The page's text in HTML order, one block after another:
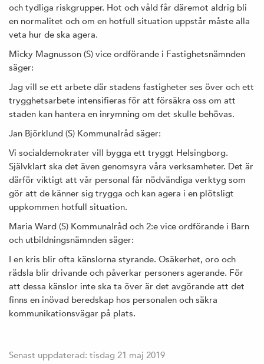
och tydliga riskgrupper. Hot och våld får däremot aldrig bli
en normalitet och om en hotfull situation uppstår måste alla
veta hur de ska agera.
Micky Magnusson (S) vice ordförande i Fastighetsnämnden
säger:
Jag vill se ett arbete där stadens fastigheter ses över och ett
trygghetsarbete intensifieras för att försäkra oss om att
staden kan hantera en inrymning om det skulle behövas.
Jan Björklund (S) Kommunalråd säger:
Vi socialdemokrater vill bygga ett tryggt Helsingborg.
Självklart ska det även genomsyra våra verksamheter. Det är
därför viktigt att vår personal får nödvändiga verktyg som
gör att de känner sig trygga och kan agera i en plötsligt
uppkommen hotfull situation.
Maria Ward (S) Kommunalråd och 2:e vice ordförande i Barn
och utbildningsnämnden säger:
I en kris blir ofta känslorna styrande. Osäkerhet, oro och
rädsla blir drivande och påverkar personers agerande. För
att dessa känslor inte ska ta över är det avgörande att det
finns en inövad beredskap hos personalen och säkra
kommunikationsvägar på plats.
Senast uppdaterad: tisdag 21 maj 2019